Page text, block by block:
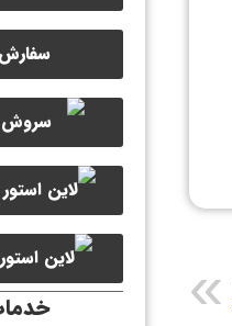
سفارش
سفارش
لایک